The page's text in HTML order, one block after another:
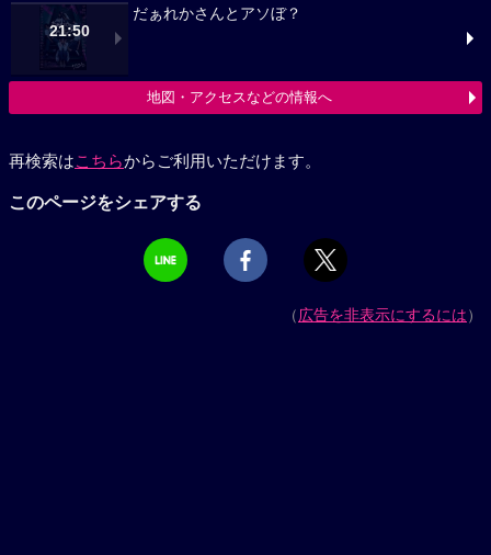
21:50
だぁれかさんとアソぼ？
地図・アクセスなどの情報へ
再検索はこちらからご利用いただけます。
このページをシェアする
（広告を非表示にするには）